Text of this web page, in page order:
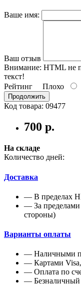
Ваше имя:
Ваш отзыв
Внимание: HTML не
текст!
Рейтинг Плохо
Продолжить
Код товара: 09477
700 р.
На складе
Количество дней:
Доставка
— В пределах
— За пределами
стороны)
Варианты оплаты
— Наличными
— Картами
— Оплата по
— Безналичный